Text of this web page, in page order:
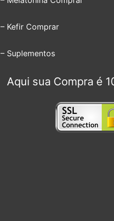
– Kefir Comprar
– Suplementos
Aqui sua Compra é